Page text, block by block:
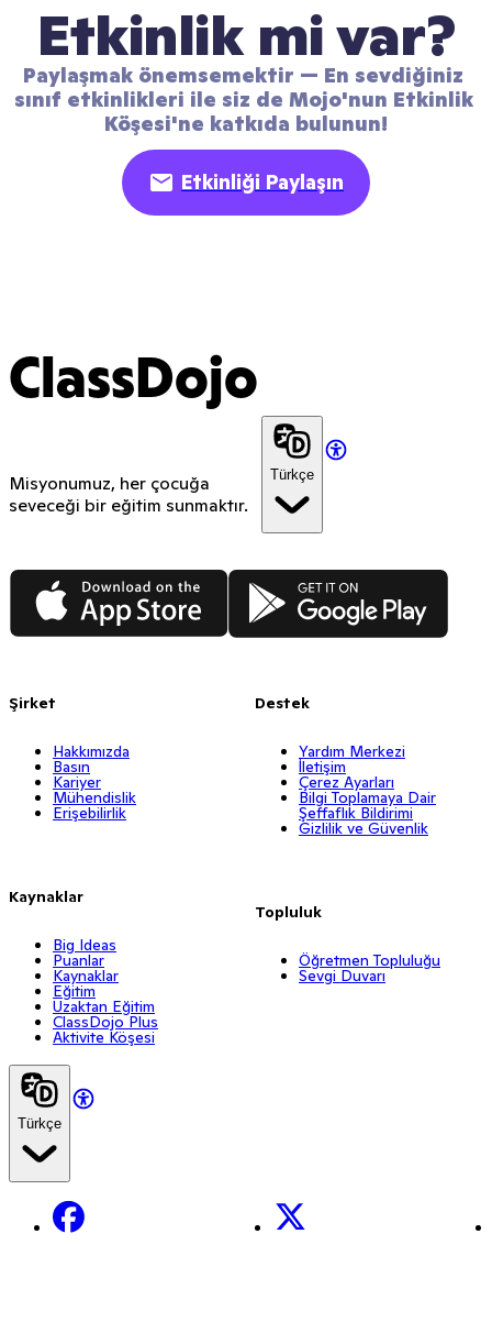
Etkinlik mi var?
Paylaşmak önemsemektir — En sevdiğiniz
sınıf etkinlikleri ile siz de Mojo'nun Etkinlik
Köşesi'ne katkıda bulunun!
Etkinliği Paylaşın
ClassDojo
Misyonumuz, her çocuğa
seveceği bir eğitim sunmaktır.
Türkçe
App Store Google Play
Şirket
Hakkımızda
Basın
Kariyer
Mühendislik
Erişebilirlik
Kaynaklar
Big Ideas
Puanlar
Kaynaklar
Eğitim
Uzaktan Eğitim
ClassDojo Plus
Aktivite Köşesi
Destek
Yardım Merkezi
İletişim
Çerez Ayarları
Bilgi Toplamaya Dair
Şeffaflık Bildirimi
Gizlilik ve Güvenlik
Topluluk
Öğretmen Topluluğu
Sevgi Duvarı
Türkçe
Facebook X